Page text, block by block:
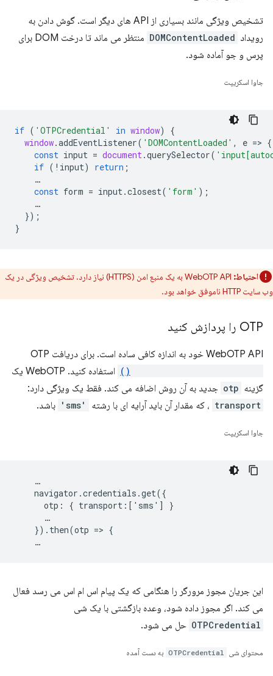
تشخیص ویژگی مانند بسیاری از API های دیگر است. گوش دادن به
رویداد DOMContentLoaded
منتظر می ماند تا درخت DOM برای
پرس و جو آماده شود.
جاوا اسکریپت
if ( 'OTPCredential' in window)
{
window.addEventListener( 'DOMContentLoaded' , e => {
const input = document.querySelector(
if ( ! input) return ;
…
const form = input.closest( 'form' );
…
});
}
احتیاط:
WebOTP API به یک منبع امن (HTTPS) نیاز دارد. تشخیص ویژگی در یک
وب سایت HTTP ناموفق خواهد بود.
OTP را پردازش کنید
WebOTP API خود به اندازه کافی ساده است. برای دریافت OTP
استفاده کنید. WebOTP یک
گزینه otp جدید به آن روش اضافه می کند. فقط یک ویژگی دارد:
transport ، که مقدار آن باید آرایه ای با رشته 'sms' باشد.
جاوا اسکریپت
    …
    navigator.credentials.get({
      otp: { transport:['sms'] }
      …
    }).then(otp => {
این جریان مجوز مرورگر را هنگامی که یک پیام اس ام اس می رسد فعال
می کند. اگر مجوز داده شود، وعده بازگشتی با یک شی
OTPCredential حل می شود.
محتوای شی OTPCredential به دست آمده